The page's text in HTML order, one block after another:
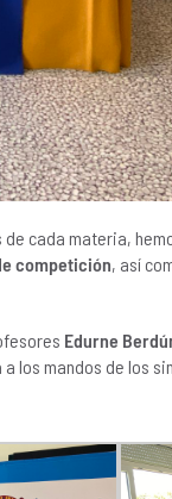
cada materia,
competición, así
Edurne
los mandos de los